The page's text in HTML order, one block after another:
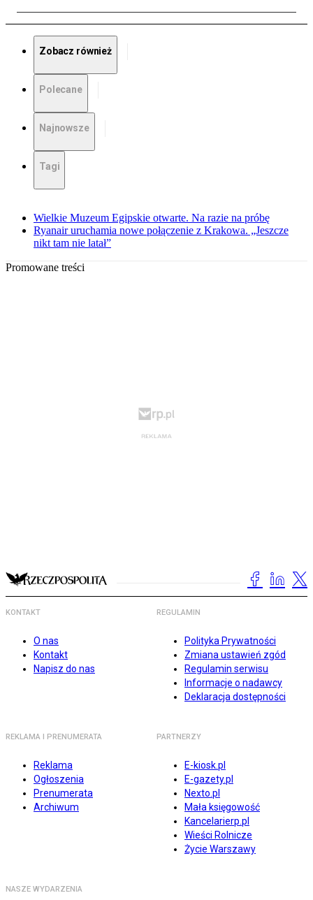
Zobacz również
Polecane
Najnowsze
Tagi
Wielkie Muzeum Egipskie otwarte. Na razie na próbę
Ryanair uruchamia nowe połączenie z Krakowa. „Jeszcze
nikt tam nie latał”
Promowane treści
KONTAKT
O nas
Kontakt
Napisz do nas
REGULAMIN
Polityka Prywatności
Zmiana ustawień zgód
Regulamin serwisu
Informacje o nadawcy
Deklaracja dostępności
REKLAMA I PRENUMERATA
Reklama
Ogłoszenia
Prenumerata
Archiwum
PARTNERZY
E-kiosk.pl
E-gazety.pl
Nexto.pl
Mała księgowość
Kancelarierp.pl
Wieści Rolnicze
Życie Warszawy
NASZE WYDARZENIA